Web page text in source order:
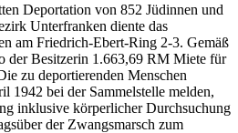
Deportation von 852 Jüdinnen und
Unterfranken diente das
am Friedrich-Ebert-Ring 2-3. Gemäß
der Besitzerin 1.663,69 RM Miete für
zu deportierenden Menschen
1942 bei der Sammelstelle melden,
inklusive körperlicher Durchsuchung
der Zwangsmarsch zum